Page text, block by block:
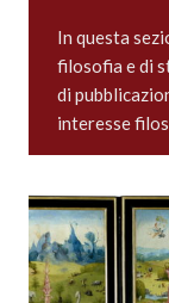
In questa
filosofia e di
di
interesse